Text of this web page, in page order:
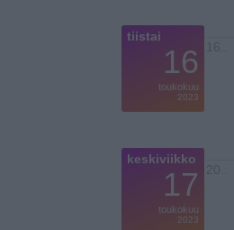
tiistai
16
toukokuu
2023
keskiviikko
17
toukokuu
2023